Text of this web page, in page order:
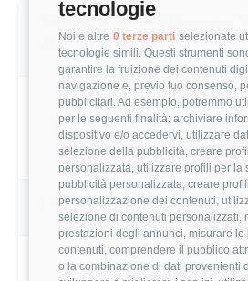
tecnologie
Noi e altre 0 terze parti selezionate
tecnologie simili. Questi strumenti
garantire la fruizione dei contenuti
navigazione e, previo tuo consenso,
pubblicitari. Ad esempio, potremmo
per le seguenti finalità: archiviare
dispositivo e/o accedervi, utilizzare
selezione della pubblicità, creare
personalizzata, utilizzare profili per la
pubblicità personalizzata, creare
personalizzazione dei contenuti,
selezione di contenuti personalizzati,
prestazioni degli annunci, misurare le
contenuti, comprendere il pubblico
o la combinazione di dati provenienti
Valutazione complessiva
questo utente
2.6/5 Basato su 5
Benefits & Compensi
Stock Options